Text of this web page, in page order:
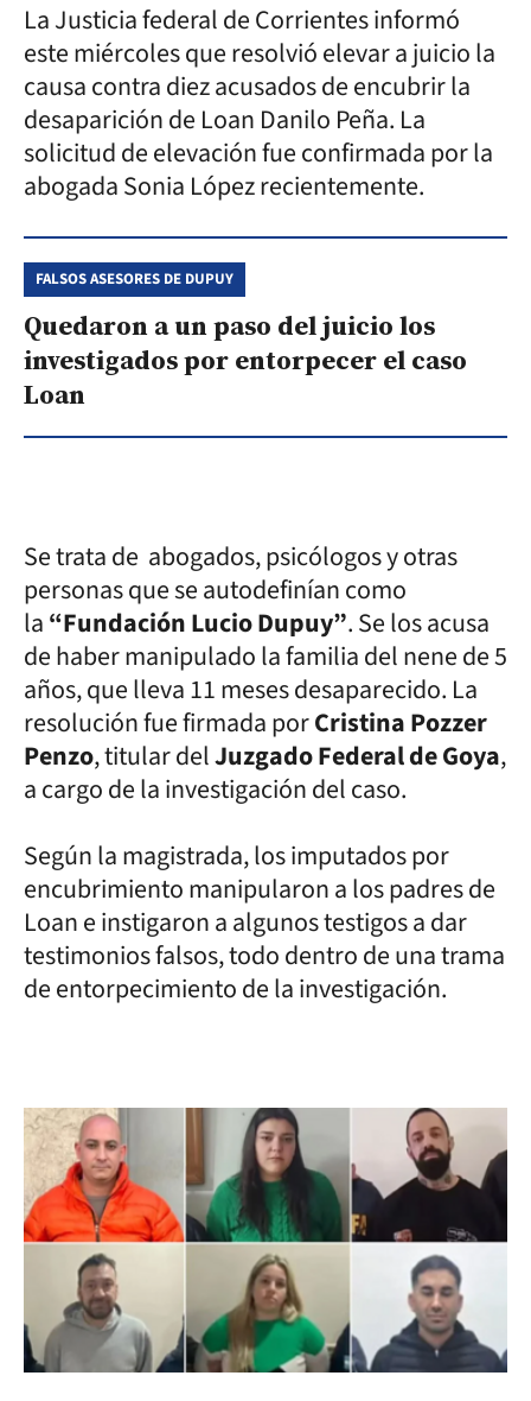
La Justicia federal de Corrientes informó
este miércoles que resolvió elevar a juicio la
causa contra diez acusados de encubrir la
desaparición de Loan Danilo Peña. La
solicitud de elevación fue confirmada por la
abogada Sonia López recientemente.
FALSOS ASESORES DE DUPUY
Quedaron a un paso del juicio los
investigados por entorpecer el caso
Loan
Se trata de abogados, psicólogos y otras
personas que se autodefinían como
la“Fundación Lucio Dupuy”. Se los acusa
de haber manipulado la familia del nene de 5
años, que lleva 11 meses desaparecido. La
resolución fue firmada porCristina Pozzer
Penzo, titular delJuzgado Federal de Goya,
a cargo de la investigación del caso.
Según la magistrada, los imputados por
encubrimiento manipularon a los padres de
Loan e instigaron a algunos testigos a dar
testimonios falsos, todo dentro de una trama
de entorpecimiento de la investigación.